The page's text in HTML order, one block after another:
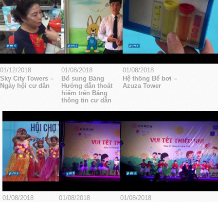
01/12/2018
Sky City Towers –
Ngày hội cư dân
01/08/2018
Bổ sung Bảng
Hướng dẫn thoát
hiểm trên Bảng
thông tin cư dân
01/08/2018
Hệ thống Bể bơi –
Azuza Tower
01/08/2018
01/08/2018
01/08/2018